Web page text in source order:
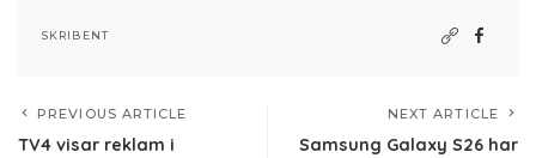
SKRIBENT
PREVIOUS ARTICLE
TV4 visar reklam i
NEXT ARTICLE
Samsung Galaxy S26 har